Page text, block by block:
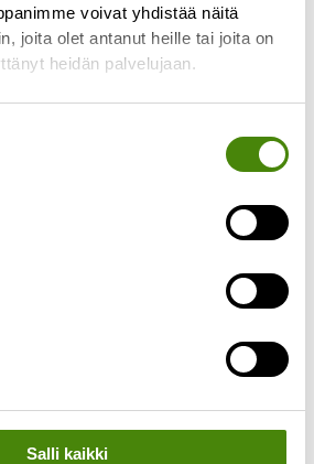
voivat yhdistää näitä
joita olet antanut heille tai joita on
heidän palvelujaan.
Salli kaikki
ja tavaroiden
kuolinpesän. Tavaroiden